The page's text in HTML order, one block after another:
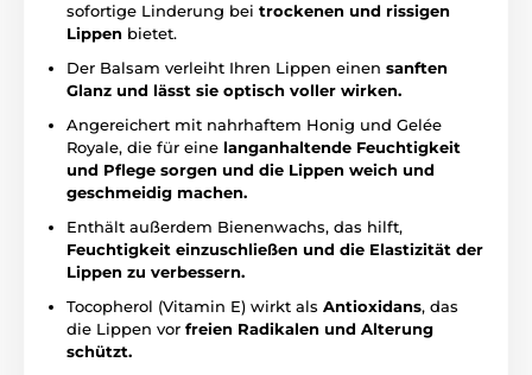
sofortige Linderung bei trockenen und rissigen
Lippen bietet.
Der Balsam verleiht Ihren Lippen einen sanften
Glanz und lässt sie optisch voller wirken.
Angereichert mit nahrhaftem Honig und Gelée
Royale, die für eine langanhaltende Feuchtigkeit
und Pflege sorgen und die Lippen weich und
geschmeidig machen.
Enthält außerdem Bienenwachs, das hilft,
Feuchtigkeit einzuschließen und die Elastizität der
Lippen zu verbessern.
Tocopherol (Vitamin E) wirkt als Antioxidans, das
die Lippen vor freien Radikalen und Alterung
schützt.